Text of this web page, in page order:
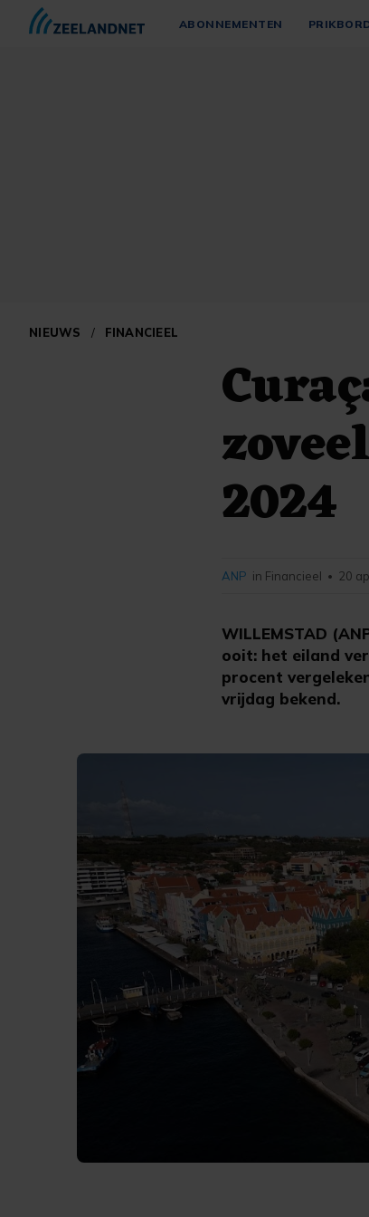
ABONNEMENTEN
NIEUWS / FINANCIEEL
2024
WILLEMSTAD
ooit: het eiland
procent
vrijdag bekend.
ANP in Financieel • 20